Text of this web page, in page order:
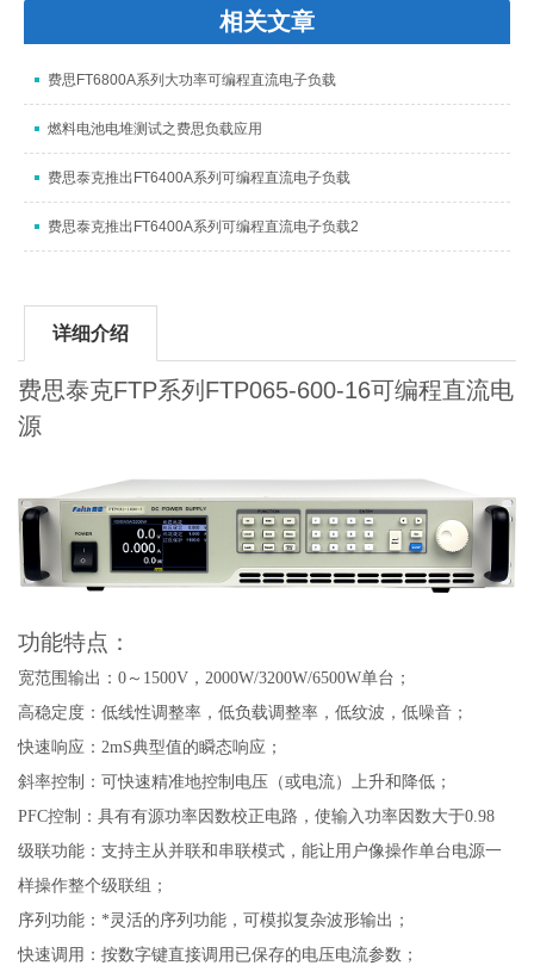
相关文章
费思FT6800A系列大功率可编程直流电子负载
燃料电池电堆测试之费思负载应用
费思泰克推出FT6400A系列可编程直流电子负载
费思泰克推出FT6400A系列可编程直流电子负载2
详细介绍
费思泰克FTP系列FTP065-600-16可编程直流电
源
功能特点：
宽范围输出：0～1500V，2000W/3200W/6500W单台；
高稳定度：低线性调整率，低负载调整率，低纹波，低噪音；
快速响应：2mS典型值的瞬态响应；
斜率控制：可快速精准地控制电压（或电流）上升和降低；
PFC控制：具有有源功率因数校正电路，使输入功率因数大于0.98
级联功能：支持主从并联和串联模式，能让用户像操作单台电源一
样操作整个级联组；
序列功能：*灵活的序列功能，可模拟复杂波形输出；
快速调用：按数字键直接调用已保存的电压电流参数；